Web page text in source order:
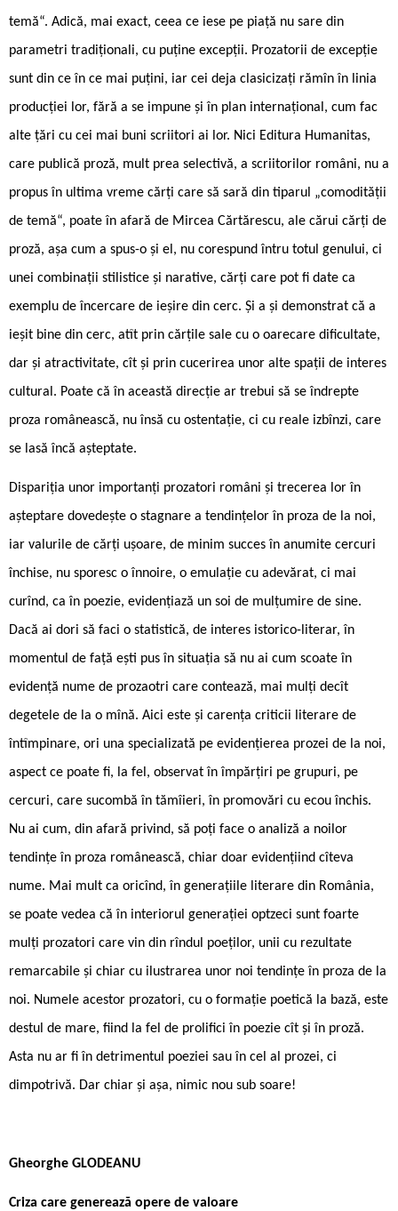
temă“. Adică, mai exact, ceea ce iese pe piaţă nu sare din
parametri tradiţionali, cu puţine excepţii. Prozatorii de excepţie
sunt din ce în ce mai puţini, iar cei deja clasicizaţi rămîn în linia
producţiei lor, fără a se impune şi în plan internaţional, cum fac
alte ţări cu cei mai buni scriitori ai lor. Nici Editura Humanitas,
care publică proză, mult prea selectivă, a scriitorilor români, nu a
propus în ultima vreme cărţi care să sară din tiparul „comodităţii
de temă“, poate în afară de Mircea Cărtărescu, ale cărui cărţi de
proză, aşa cum a spus-o şi el, nu corespund întru totul genului, ci
unei combinaţii stilistice şi narative, cărţi care pot fi date ca
exemplu de încercare de ieşire din cerc. Şi a şi demonstrat că a
ieşit bine din cerc, atît prin cărţile sale cu o oarecare dificultate,
dar şi atractivitate, cît şi prin cucerirea unor alte spaţii de interes
cultural. Poate că în această direcţie ar trebui să se îndrepte
proza românească, nu însă cu ostentaţie, ci cu reale izbînzi, care
se lasă încă aşteptate.
Dispariţia unor importanţi prozatori români şi trecerea lor în
aşteptare dovedeşte o stagnare a tendinţelor în proza de la noi,
iar valurile de cărţi uşoare, de minim succes în anumite cercuri
închise, nu sporesc o înnoire, o emulaţie cu adevărat, ci mai
curînd, ca în poezie, evidenţiază un soi de mulţumire de sine.
Dacă ai dori să faci o statistică, de interes istorico-literar, în
momentul de faţă eşti pus în situaţia să nu ai cum scoate în
evidenţă nume de prozaotri care contează, mai mulţi decît
degetele de la o mînă. Aici este şi carenţa criticii literare de
întîmpinare, ori una specializată pe evidenţierea prozei de la noi,
aspect ce poate fi, la fel, observat în împărţiri pe grupuri, pe
cercuri, care sucombă în tămîieri, în promovări cu ecou închis.
Nu ai cum, din afară privind, să poţi face o analiză a noilor
tendinţe în proza românească, chiar doar evidenţiind cîteva
nume. Mai mult ca oricînd, în generaţiile literare din România,
se poate vedea că în interiorul generaţiei optzeci sunt foarte
mulţi prozatori care vin din rîndul poeţilor, unii cu rezultate
remarcabile şi chiar cu ilustrarea unor noi tendinţe în proza de la
noi. Numele acestor prozatori, cu o formaţie poetică la bază, este
destul de mare, fiind la fel de prolifici în poezie cît şi în proză.
Asta nu ar fi în detrimentul poeziei sau în cel al prozei, ci
dimpotrivă. Dar chiar şi aşa, nimic nou sub soare!
Gheorghe GLODEANU
Criza care generează opere de valoare